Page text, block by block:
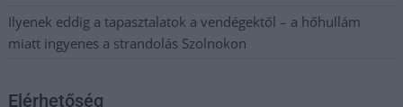
Ilyenek eddig a tapasztalatok a vendégektől – a hőhullám
miatt ingyenes a strandolás Szolnokon
Elérhetőség